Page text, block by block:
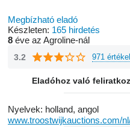
Megbízható eladó
Készleten: 165 hirdetés
8 éve az Agroline-nál
3.2 971
Eladóhoz való
Nyelvek: holland, angol
www.troostwijkauctions.com/